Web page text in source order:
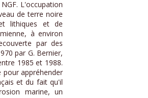
L'occupation
de terre noire
lithiques et de
à environ
par des
par G. Bernier,
1985 et 1988.
appréhender
et du fait qu'il
marine, un